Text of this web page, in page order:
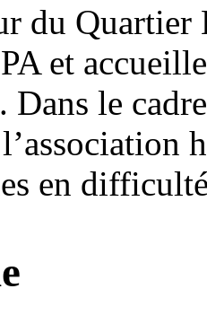
du Quartier
et
Dans le
en